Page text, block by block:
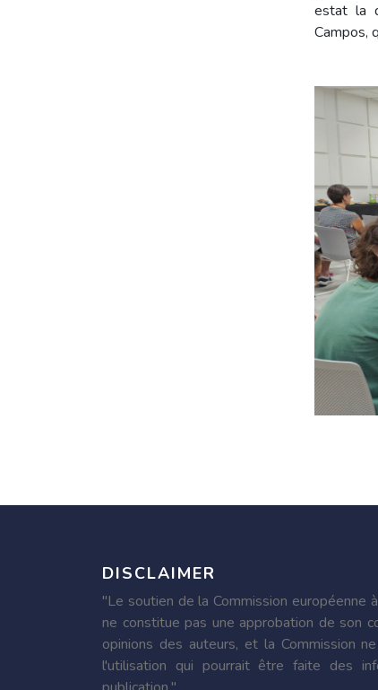
estat la
Campos,
DISCLAIMER
"Le soutien de la Commission européenne
ne constitue pas une approbation de son
opinions des auteurs, et la Commission
l'utilisation qui pourrait être faite des